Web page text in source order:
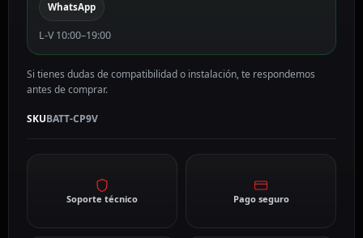
WhatsApp
L-V 10:00–19:00
Si tienes dudas de compatibilidad o instalación, te respondemos
antes de comprar.
SKUBATT-CP9V
Soporte técnico Pago seguro